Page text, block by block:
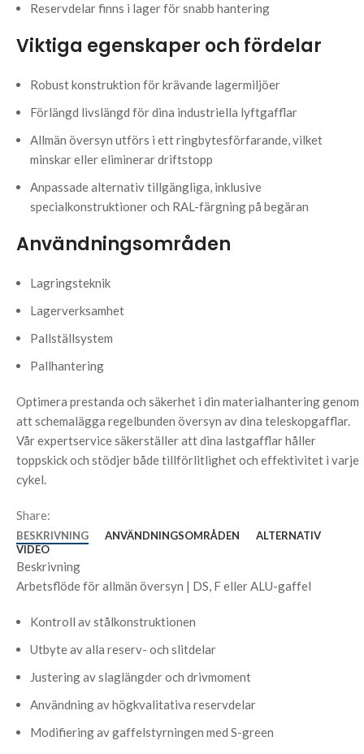
Reservdelar finns i lager för snabb hantering
Viktiga egenskaper och fördelar
Robust konstruktion för krävande lagermiljöer
Förlängd livslängd för dina industriella lyftgafflar
Allmän översyn utförs i ett ringbytesförfarande, vilket
minskar eller eliminerar driftstopp
Anpassade alternativ tillgängliga, inklusive
specialkonstruktioner och RAL-färgning på begäran
Användningsområden
Lagringsteknik
Lagerverksamhet
Pallställsystem
Pallhantering
Optimera prestanda och säkerhet i din materialhantering genom
att schemalägga regelbunden översyn av dina teleskopgafflar.
Vår expertservice säkerställer att dina lastgafflar håller
toppskick och stödjer både tillförlitlighet och effektivitet i varje
cykel.
Share:
BESKRIVNING ANVÄNDNINGSOMRÅDEN
ALTERNATIV
VIDEO
Beskrivning
Arbetsflöde för allmän översyn | DS, F eller ALU-gaffel
Kontroll av stålkonstruktionen
Utbyte av alla reserv- och slitdelar
Justering av slaglängder och drivmoment
Användning av högkvalitativa reservdelar
Modifiering av gaffelstyrningen med S-green